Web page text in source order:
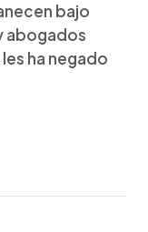
bajo
abogados
ha negado